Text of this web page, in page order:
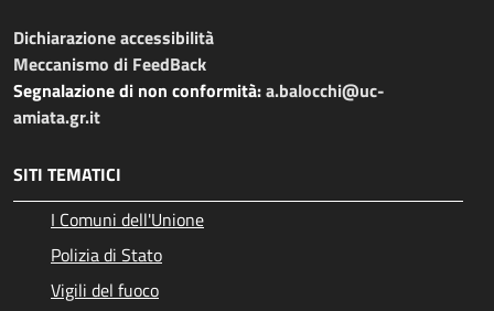
Dichiarazione accessibilità
Meccanismo di FeedBack
Segnalazione di non conformità:a.balocchi@uc-
amiata.gr.it
SITI TEMATICI
I Comuni dell'Unione
Polizia di Stato
Vigili del fuoco